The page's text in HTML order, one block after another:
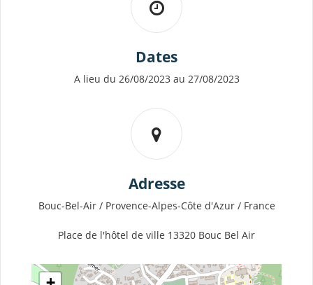
Dates
A lieu du 26/08/2023 au 27/08/2023
Adresse
Bouc-Bel-Air / Provence-Alpes-Côte d'Azur / France
Place de l'hôtel de ville 13320 Bouc Bel Air